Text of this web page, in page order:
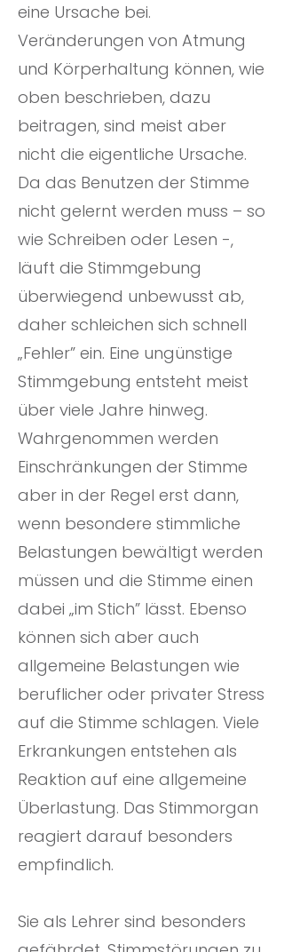
eine Ursache bei.
Veränderungen von Atmung
und Körperhaltung können, wie
oben beschrieben, dazu
beitragen, sind meist aber
nicht die eigentliche Ursache.
Da das Benutzen der Stimme
nicht gelernt werden muss – so
wie Schreiben oder Lesen -,
läuft die Stimmgebung
überwiegend unbewusst ab,
daher schleichen sich schnell
„Fehler” ein. Eine ungünstige
Stimmgebung entsteht meist
über viele Jahre hinweg.
Wahrgenommen werden
Einschränkungen der Stimme
aber in der Regel erst dann,
wenn besondere stimmliche
Belastungen bewältigt werden
müssen und die Stimme einen
dabei „im Stich” lässt. Ebenso
können sich aber auch
allgemeine Belastungen wie
beruflicher oder privater Stress
auf die Stimme schlagen. Viele
Erkrankungen entstehen als
Reaktion auf eine allgemeine
Überlastung. Das Stimmorgan
reagiert darauf besonders
empfindlich.
Sie als Lehrer sind besonders